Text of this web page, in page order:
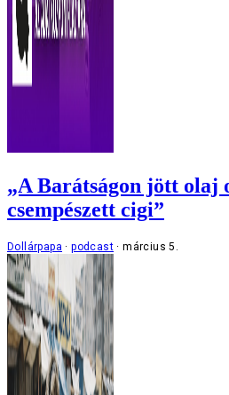
„A Barátságon jött olaj
csempészett cigi”
Dollárpapa podcast március 5.